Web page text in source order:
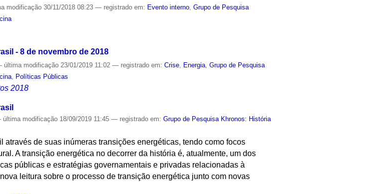
modificação 30/11/2018 08:23— registrado em: Evento interno,Grupo de Pesquisa
- 8 de novembro de 2018
última modificação 23/01/2019 11:02— registrado em:Crise, Energia,Grupo de Pesquisa
, Políticas Públicas
2018
última modificação 18/09/2019 11:45— registrado em:Grupo de Pesquisa Khronos: História
através de suas inúmeras transições energéticas, tendo como focos
A transição energética no decorrer da história é, atualmente, um dos
públicas e estratégias governamentais e privadas relacionadas à
leitura sobre o processo de transição energética junto com novas